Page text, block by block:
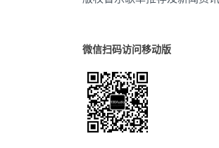
微信扫码访问移动版